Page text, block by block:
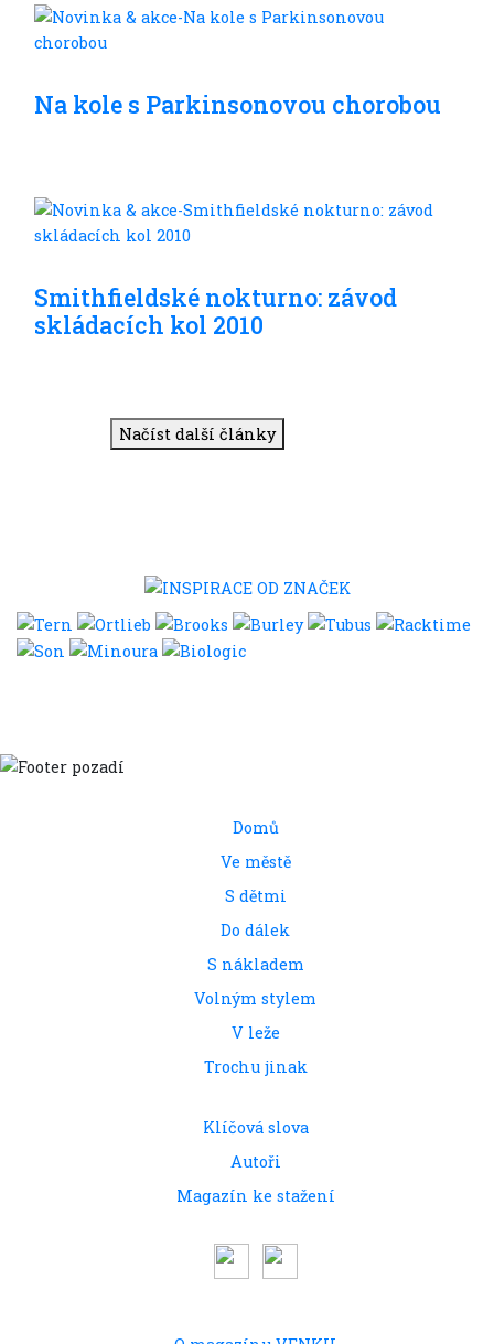
Na kole s Parkinsonovou chorobou
Smithfieldské nokturno: závod
skládacích kol 2010
Načíst další články
Domů
Ve městě
S dětmi
Do dálek
S nákladem
Volným stylem
V leže
Trochu jinak
Klíčová slova
Autoři
Magazín ke stažení